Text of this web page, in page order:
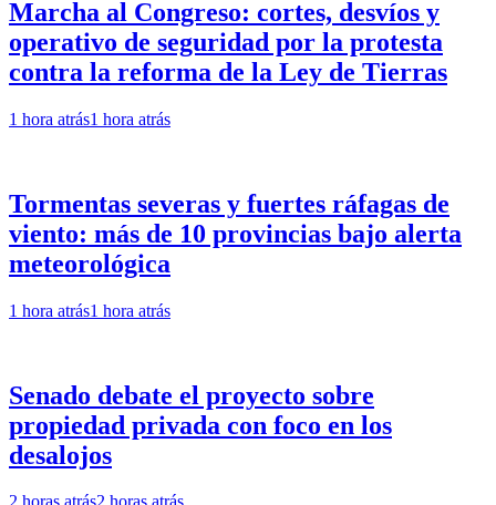
Marcha al Congreso: cortes, desvíos y
operativo de seguridad por la protesta
contra la reforma de la Ley de Tierras
1 hora atrás1 hora atrás
Tormentas severas y fuertes ráfagas de
viento: más de 10 provincias bajo alerta
meteorológica
1 hora atrás1 hora atrás
Senado debate el proyecto sobre
propiedad privada con foco en los
desalojos